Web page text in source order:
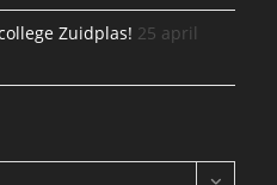
Zuidplas! 25 april